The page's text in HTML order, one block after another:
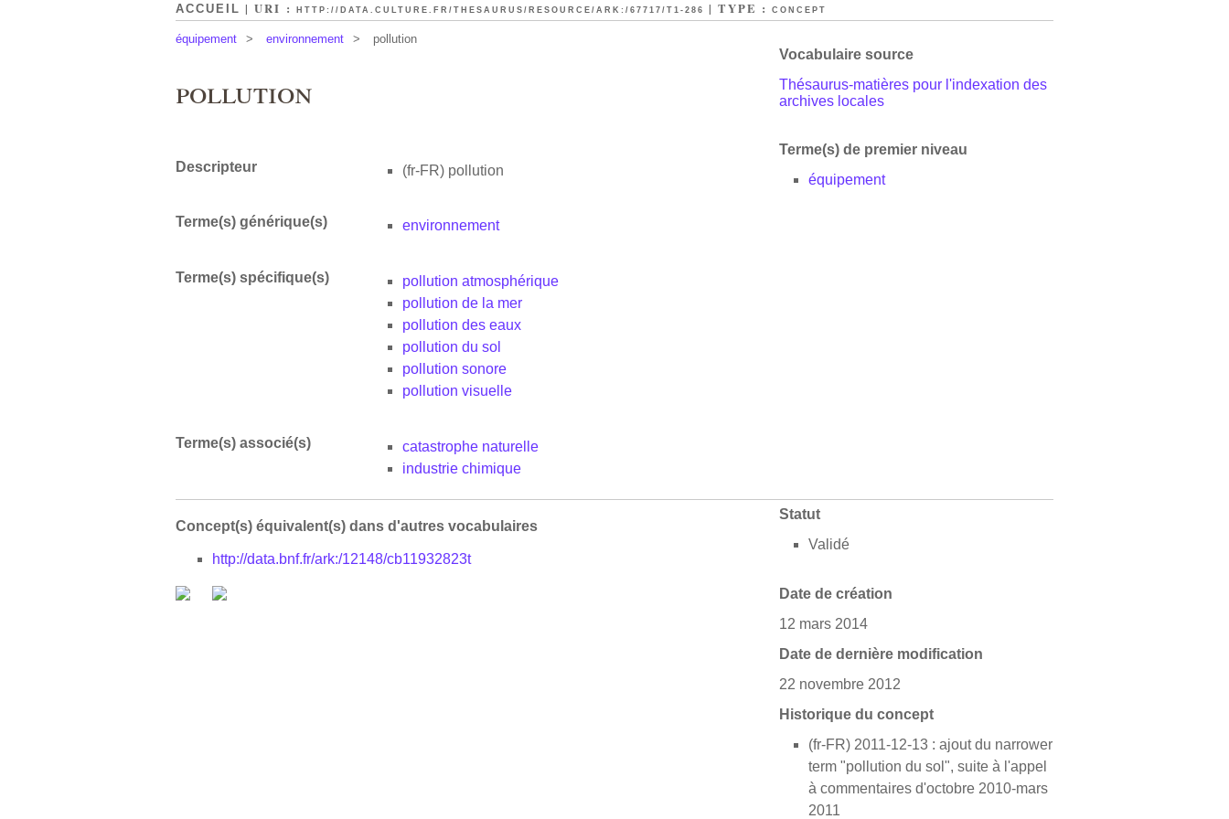
ACCUEIL | URI : HTTP://DATA.CULTURE.FR/THESAURUS/RESOURCE/ARK:/67717/T1-286 | TYPE : CONCEPT
équipement > environnement > pollution
Vocabulaire source
Thésaurus-matières pour l'indexation des
archives locales
Terme(s) de premier niveau
équipement
pollution
Descripteur (fr-FR) pollution
Terme(s) générique(s) environnement
Terme(s) spécifique(s)
pollution atmosphérique
pollution de la mer
pollution des eaux
pollution du sol
pollution sonore
pollution visuelle
Terme(s) associé(s)
catastrophe naturelle
industrie chimique
Statut
Validé
Date de création
12 mars 2014
Date de dernière modification
22 novembre 2012
Historique du concept
(fr-FR) 2011-12-13 : ajout du narrower
term "pollution du sol", suite à l'appel
à commentaires d'octobre 2010-mars
2011
Concept(s) équivalent(s) dans d'autres vocabulaires
http://data.bnf.fr/ark:/12148/cb11932823t